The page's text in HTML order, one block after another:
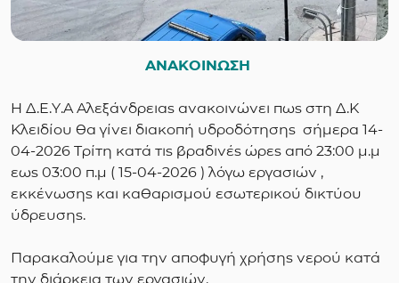
ΑΝΑΚΟΙΝΩΣΗ
Η Δ.Ε.Υ.Α Αλεξάνδρειας ανακοινώνει πως στη Δ.Κ
Κλειδίου θα γίνει διακοπή υδροδότησης σήμερα 14-
04-2026 Τρίτη κατά τις βραδινές ώρες από 23:00 μ.μ
εως 03:00 π.μ ( 15-04-2026 ) λόγω εργασιών ,
εκκένωσης και καθαρισμού εσωτερικού δικτύου
ύδρευσης.
Παρακαλούμε για την αποφυγή χρήσης νερού κατά
την διάρκεια των εργασιών.